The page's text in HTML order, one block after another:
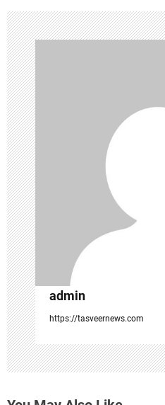
n
a
v
i
g
a
t
i
o
n
admin
https://tasveernews.com